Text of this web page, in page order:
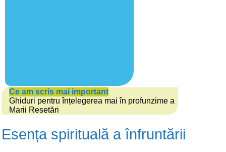
Ce am scris mai important
Ghiduri pentru înțelegerea mai în profunzime a
Marii Resetări
Esența spirituală a înfruntării